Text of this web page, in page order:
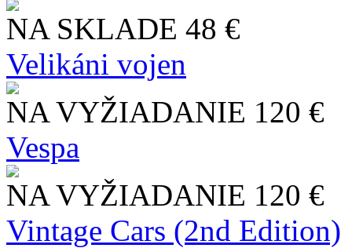
NA SKLADE 48 €
Velikáni vojen
NA VYŽIADANIE 120 €
Vespa
NA VYŽIADANIE 120 €
Vintage Cars (2nd Edition)